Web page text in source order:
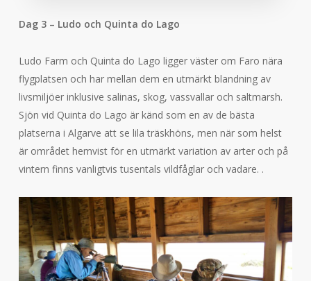
Dag 3 – Ludo och Quinta do Lago
Ludo Farm och Quinta do Lago ligger väster om Faro nära
flygplatsen och har mellan dem en utmärkt blandning av
livsmiljöer inklusive salinas, skog, vassvallar och saltmarsh.
Sjön vid Quinta do Lago är känd som en av de bästa
platserna i Algarve att se lila träskhöns, men när som helst
är området hemvist för en utmärkt variation av arter och på
vintern finns vanligtvis tusentals vildfåglar och vadare. .